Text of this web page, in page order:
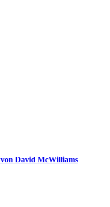
von David McWilliams